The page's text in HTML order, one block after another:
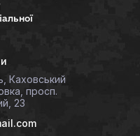
Каховський
просп.
23